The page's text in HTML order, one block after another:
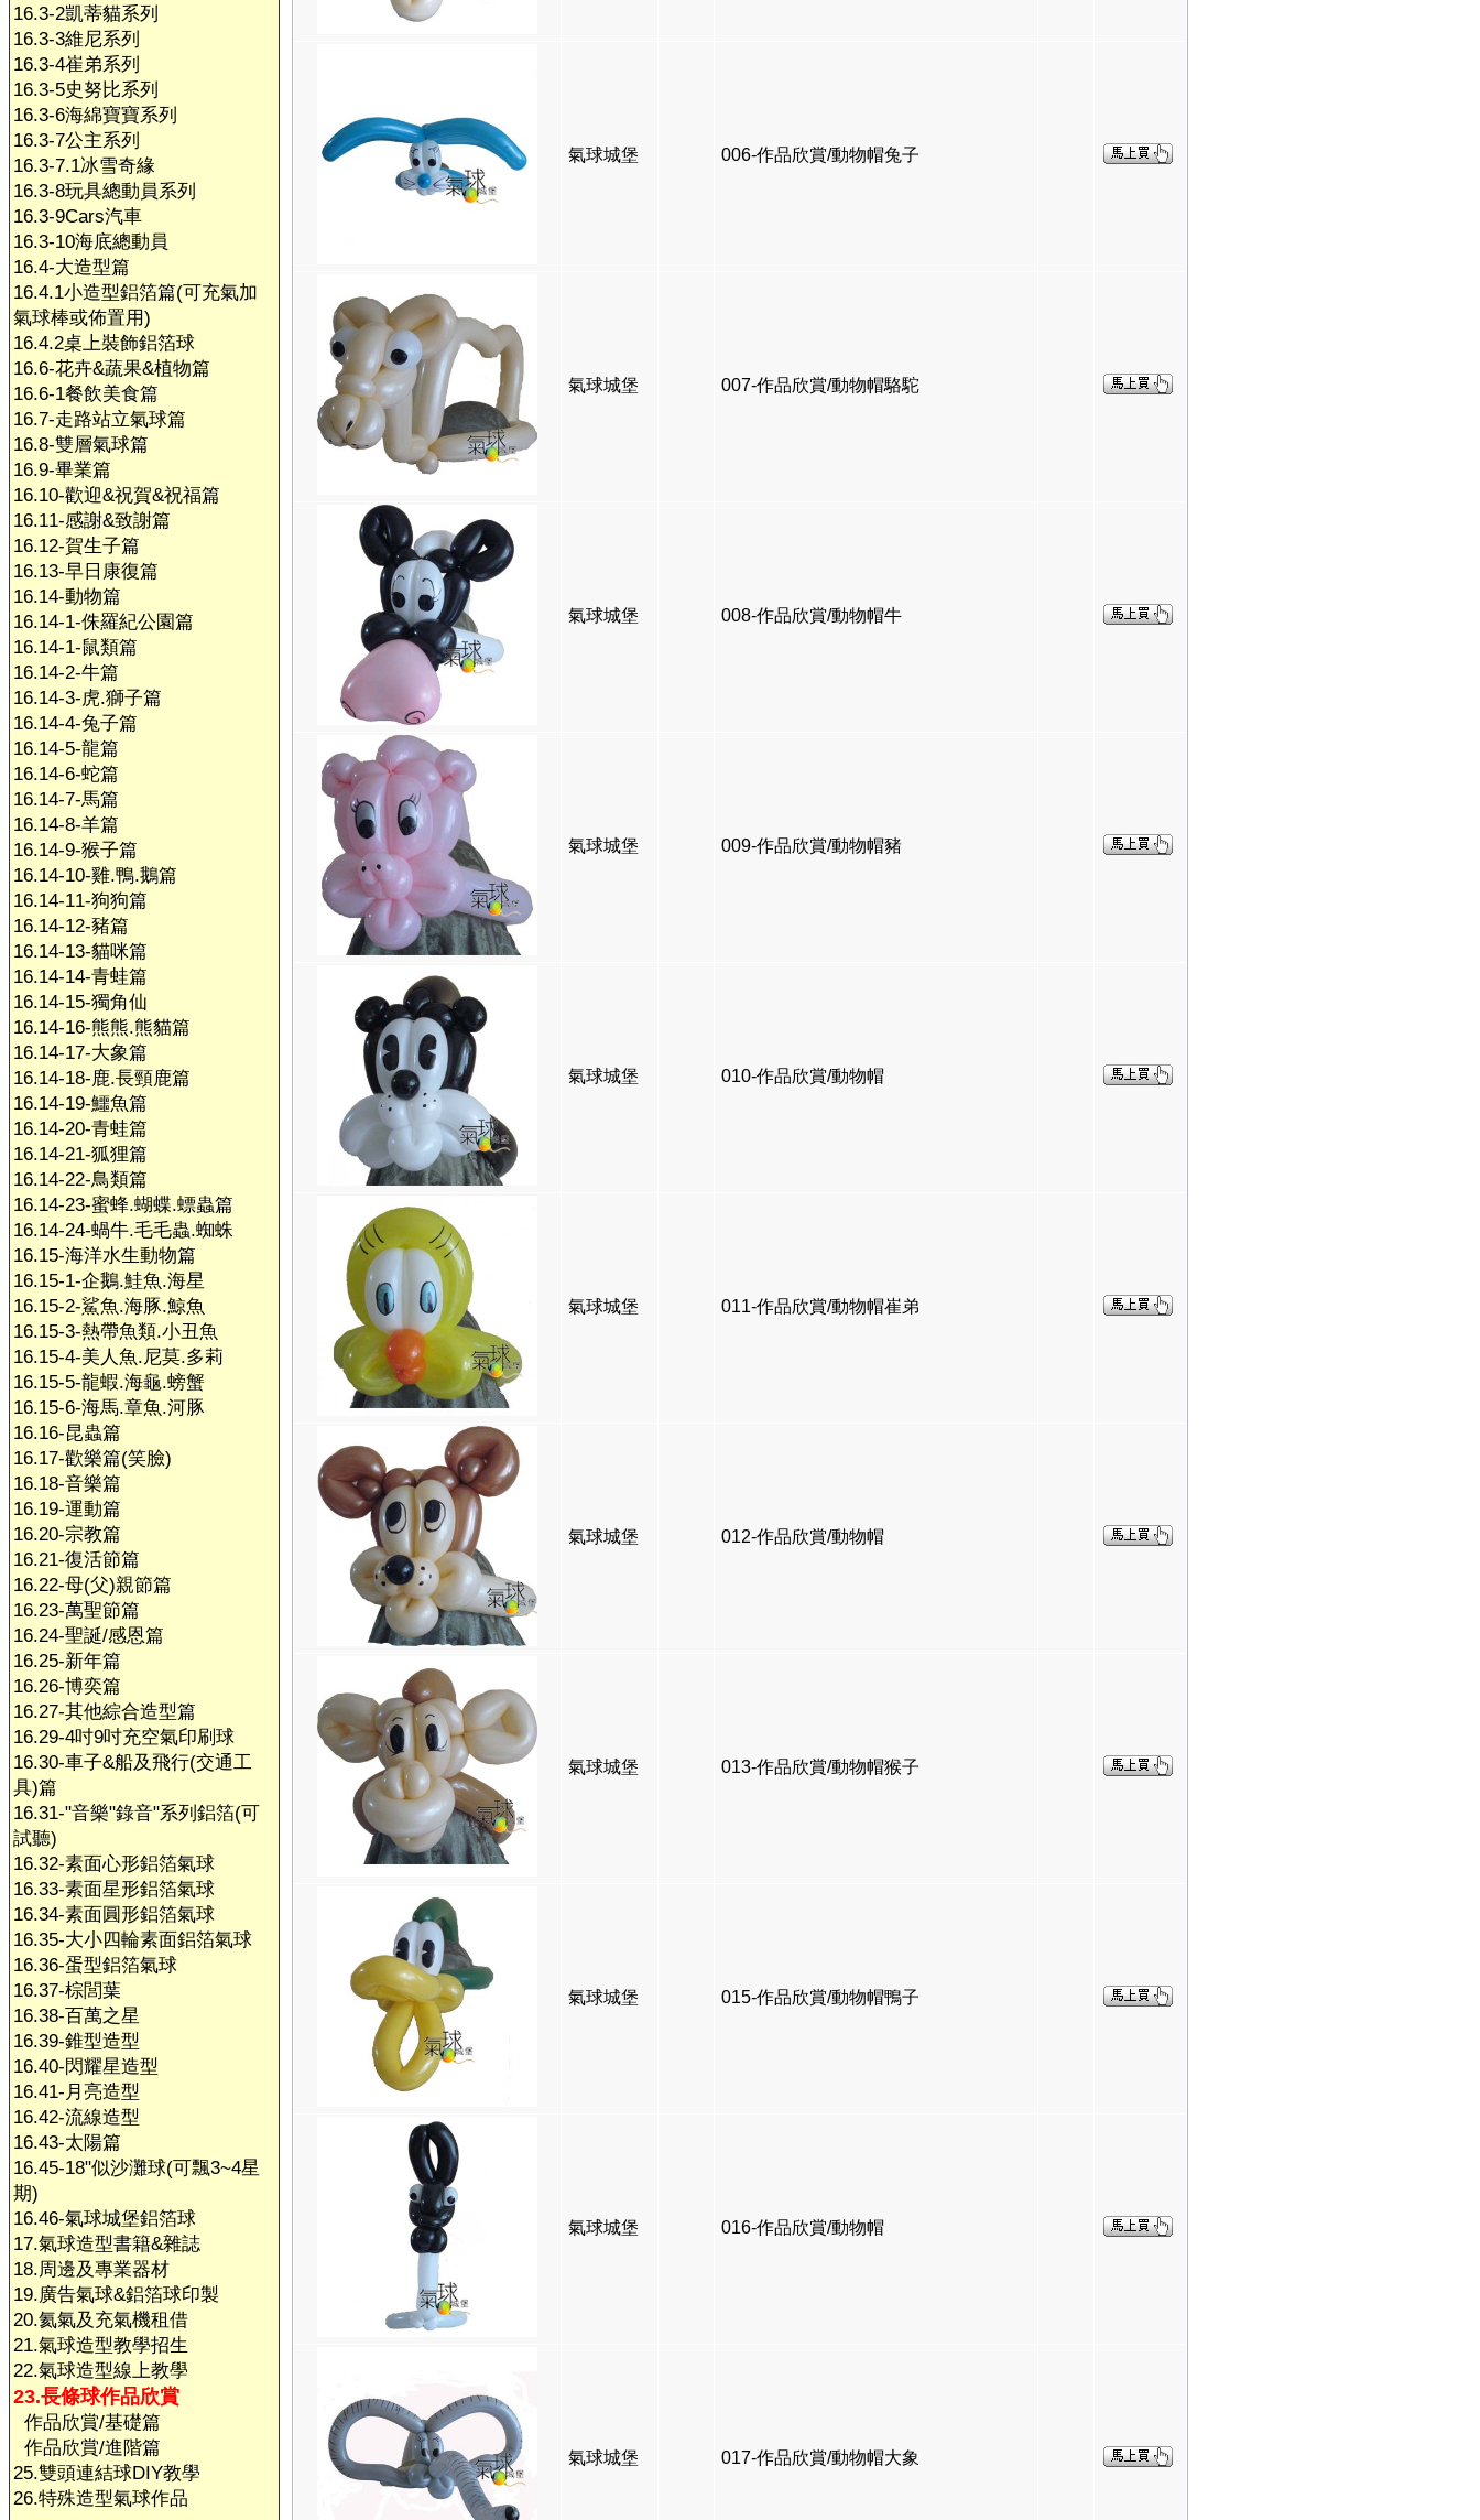
16.3-2凱蒂貓系列
16.3-3維尼系列
16.3-4崔弟系列
16.3-5史努比系列
16.3-6海綿寶寶系列
16.3-7公主系列
16.3-7.1冰雪奇緣
16.3-8玩具總動員系列
16.3-9Cars汽車
16.3-10海底總動員
16.4-大造型篇
16.4.1小造型鋁箔篇(可充氣加
氣球棒或佈置用)
16.4.2桌上裝飾鋁箔球
16.6-花卉&蔬果&植物篇
16.6-1餐飲美食篇
16.7-走路站立氣球篇
16.8-雙層氣球篇
16.9-畢業篇
16.10-歡迎&祝賀&祝福篇
16.11-感謝&致謝篇
16.12-賀生子篇
16.13-早日康復篇
16.14-動物篇
16.14-1-侏羅紀公園篇
16.14-1-鼠類篇
16.14-2-牛篇
16.14-3-虎.獅子篇
16.14-4-兔子篇
16.14-5-龍篇
16.14-6-蛇篇
16.14-7-馬篇
16.14-8-羊篇
16.14-9-猴子篇
16.14-10-雞.鴨.鵝篇
16.14-11-狗狗篇
16.14-12-豬篇
16.14-13-貓咪篇
16.14-14-青蛙篇
16.14-15-獨角仙
16.14-16-熊熊.熊貓篇
16.14-17-大象篇
16.14-18-鹿.長頸鹿篇
16.14-19-鱷魚篇
16.14-20-青蛙篇
16.14-21-狐狸篇
16.14-22-鳥類篇
16.14-23-蜜蜂.蝴蝶.螵蟲篇
16.14-24-蝸牛.毛毛蟲.蜘蛛
16.15-海洋水生動物篇
16.15-1-企鵝.鮭魚.海星
16.15-2-鯊魚.海豚.鯨魚
16.15-3-熱帶魚類.小丑魚
16.15-4-美人魚.尼莫.多莉
16.15-5-龍蝦.海龜.螃蟹
16.15-6-海馬.章魚.河豚
16.16-昆蟲篇
16.17-歡樂篇(笑臉)
16.18-音樂篇
16.19-運動篇
16.20-宗教篇
16.21-復活節篇
16.22-母(父)親節篇
16.23-萬聖節篇
16.24-聖誕/感恩篇
16.25-新年篇
16.26-博奕篇
16.27-其他綜合造型篇
16.29-4吋9吋充空氣印刷球
16.30-車子&船及飛行(交通工
具)篇
16.31-"音樂"錄音"系列鋁箔(可
試聽)
16.32-素面心形鋁箔氣球
16.33-素面星形鋁箔氣球
16.34-素面圓形鋁箔氣球
16.35-大小四輪素面鋁箔氣球
16.36-蛋型鋁箔氣球
16.37-棕閭葉
16.38-百萬之星
16.39-錐型造型
16.40-閃耀星造型
16.41-月亮造型
16.42-流線造型
16.43-太陽篇
16.45-18"似沙灘球(可飄3~4星
期)
16.46-氣球城堡鋁箔球
17.氣球造型書籍&雜誌
18.周邊及專業器材
19.廣告氣球&鋁箔球印製
20.氦氣及充氣機租借
21.氣球造型教學招生
22.氣球造型線上教學
23.長條球作品欣賞
作品欣賞/基礎篇
作品欣賞/進階篇
25.雙頭連結球DIY教學
26.特殊造型氣球作品
氣球城堡 006-作品欣賞/動物帽兔子
氣球城堡 007-作品欣賞/動物帽駱駝
氣球城堡 008-作品欣賞/動物帽牛
氣球城堡 009-作品欣賞/動物帽豬
氣球城堡 010-作品欣賞/動物帽
氣球城堡 011-作品欣賞/動物帽崔弟
氣球城堡 012-作品欣賞/動物帽
氣球城堡 013-作品欣賞/動物帽猴子
氣球城堡 015-作品欣賞/動物帽鴨子
氣球城堡 016-作品欣賞/動物帽
氣球城堡 017-作品欣賞/動物帽大象